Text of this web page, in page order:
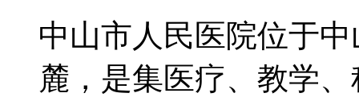
中山市人民医院位于
麓，是集医疗、教学、